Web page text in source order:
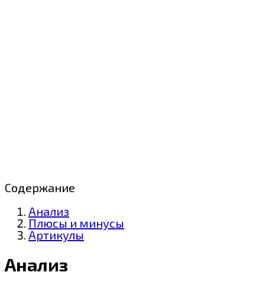
Содержание
Анализ
Плюсы и минусы
Артикулы
Анализ